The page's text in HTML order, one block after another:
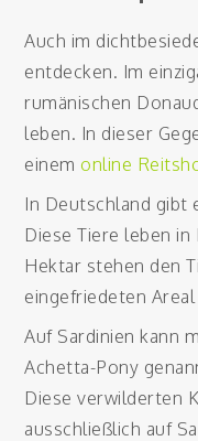
Auch im
entdecken. Im
rumänischen
leben. In dieser
einem online
In Deutschland gibt
Diese Tiere leben
Hektar stehen den
eingefriedeten
Auf Sardinien kann
Achetta-Pony
Diese verwilderten
ausschließlich auf